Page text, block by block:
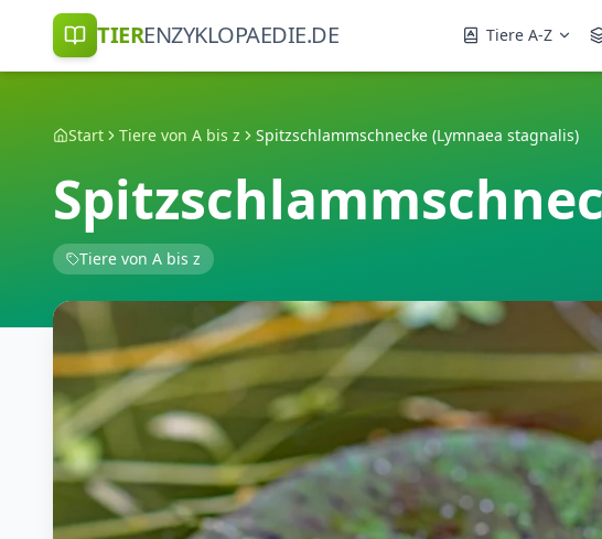
TIERENZYKLOPAEDIE.DE Tiere A-Z
Start Tiere von A bis z Spitzschlammschnecke (Lymnaea stagnalis)
Tiere von A bis z